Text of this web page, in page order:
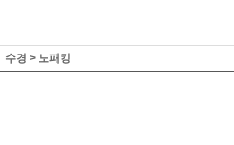
수경 > 노패킹